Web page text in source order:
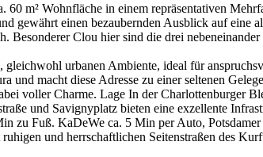
m² Wohnfläche in einem repräsentativen
gewährt einen bezaubernden Ausblick auf
Besonderer Clou hier sind die drei
urbanen Ambiente, ideal für
und macht diese Adresse zu einer seltenen
voller Charme. Lage In der Charlottenburger
und Savignyplatz bieten eine exzellente
zu Fuß. KaDeWe ca. 5 Min per Auto,
und herrschaftlichen Seitenstraßen des